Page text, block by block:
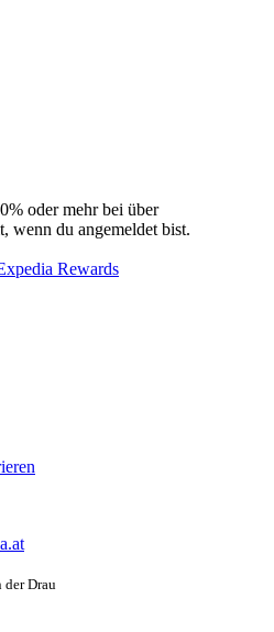
oder mehr bei über
wenn du angemeldet bist.
Rewards
Drau